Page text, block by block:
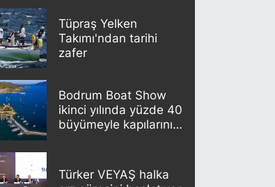
Tüpraş Yelken
Takımı'ndan tarihi
zafer
Bodrum Boat Show
ikinci yılında yüzde 40
büyümeyle kapılarını
Türker VEYAŞ halka